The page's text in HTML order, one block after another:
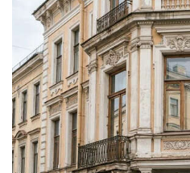
ГУАП — в топ‑6 на
Всероссийской летней
Универсиаде по
спортивному
ориентированию
Премьера трейлера и
постера
фантастического
блокбастера «Девятая